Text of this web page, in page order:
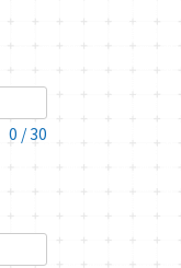
0 /30